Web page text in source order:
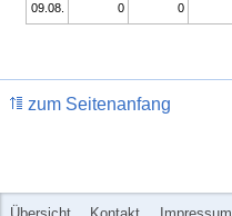
09.08. 0 0
zum Seitenanfang